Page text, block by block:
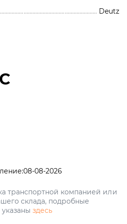
Deutz
08-08-2026
транспортной компанией или
склада, подробные
здесь